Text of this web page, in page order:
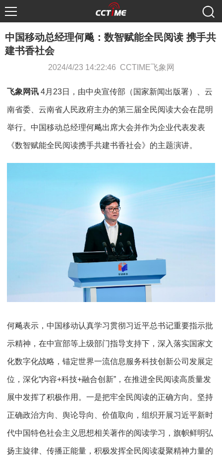
中国移动总经理何飚：数智赋能全民阅读 携手共
建书香社会
2024/4/23 14:22:46 CCTIME飞象网
飞象网讯 4月23日，由中央宣传部（国家新闻出版署）、云
南省委、云南省人民政府主办的第三届全民阅读大会在昆明
举行。中国移动总经理何飚出席大会并作为企业代表发表
《数智赋能全民阅读携手共建书香社会》的主题演讲。
何飚表示，中国移动认真学习贯彻习近平总书记重要指示批
示精神，在中宣部等上级部门指导支持下，深入落实国家文
化数字化战略，锚定世界一流信息服务科技创新公司发展定
位，深化“内容+科技+融合创新”，在推进全民阅读高质量发
展中发挥了积极作用。一是把牢全民阅读的正确方向。坚持
正确政治方向、舆论导向、价值取向，组织开展习近平新时
代中国特色社会主义思想相关著作的阅读学习，旗帜鲜明弘
扬主旋律、传播正能量，积极发挥全民阅读凝聚精神力量的